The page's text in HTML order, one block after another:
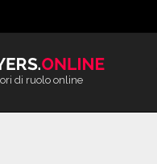
di ruolo online